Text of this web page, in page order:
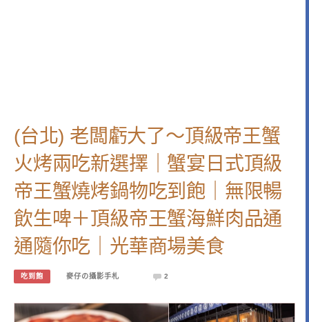
(台北) 老闆虧大了～頂級帝王蟹
火烤兩吃新選擇｜蟹宴日式頂級
帝王蟹燒烤鍋物吃到飽｜無限暢
飲生啤＋頂級帝王蟹海鮮肉品通
通隨你吃｜光華商場美食
吃到飽 麥仔の攝影手札 2